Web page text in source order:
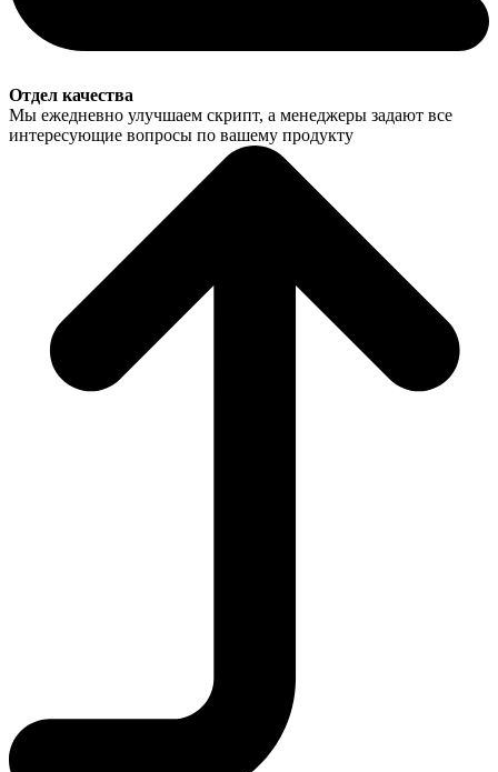
Отдел качества
Мы ежедневно улучшаем скрипт, а менеджеры задают все
интересующие вопросы по вашему продукту